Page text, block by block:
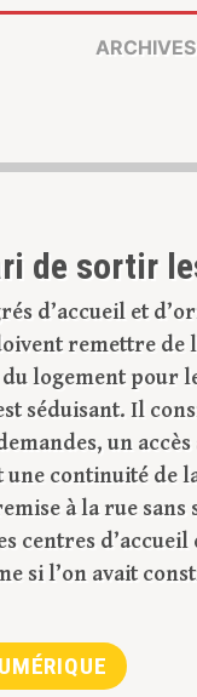
ARCHIVES
de sortir
d’accueil et
remettre de
logement pour
séduisant. Il
un accès
une continuité de
à la rue
centres
si l’on avait